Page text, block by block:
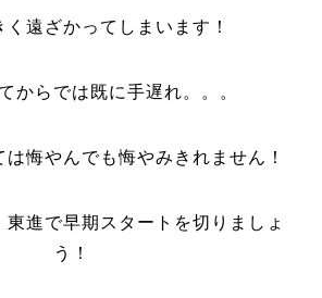
く遠ざかってしまいます！
からでは既に手遅れ。。。
悔やんでも悔やみきれません！
進で早期スタートを切りましょ
う！